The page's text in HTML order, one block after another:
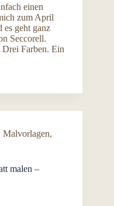
einen
zum April
es geht ganz
Seccorell.
Drei Farben. Ein
Malvorlagen,
malen –